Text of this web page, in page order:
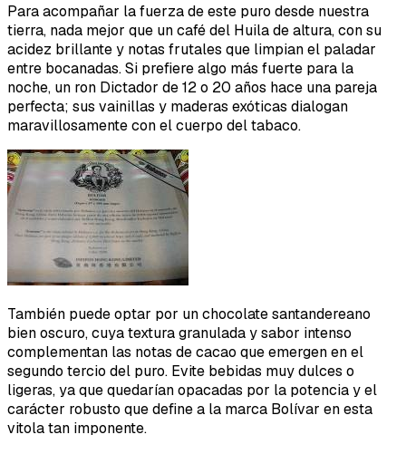
Para acompañar la fuerza de este puro desde nuestra
tierra, nada mejor que un café del Huila de altura, con su
acidez brillante y notas frutales que limpian el paladar
entre bocanadas. Si prefiere algo más fuerte para la
noche, un ron Dictador de 12 o 20 años hace una pareja
perfecta; sus vainillas y maderas exóticas dialogan
maravillosamente con el cuerpo del tabaco.
También puede optar por un chocolate santandereano
bien oscuro, cuya textura granulada y sabor intenso
complementan las notas de cacao que emergen en el
segundo tercio del puro. Evite bebidas muy dulces o
ligeras, ya que quedarían opacadas por la potencia y el
carácter robusto que define a la marca Bolívar en esta
vitola tan imponente.